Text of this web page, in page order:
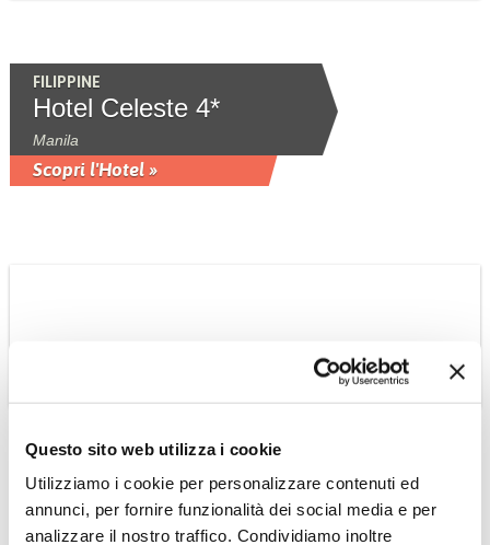
Questo sito web utilizza i cookie
Utilizziamo i cookie per personalizzare contenuti ed
annunci, per fornire funzionalità dei social media e per
analizzare il nostro traffico. Condividiamo inoltre
FILIPPINE
Hotel Celeste 4*
Manila
Scopri l'Hotel »
Hotel Dusit Thani 5*
Centralissimo, a pochi minuti a piedi